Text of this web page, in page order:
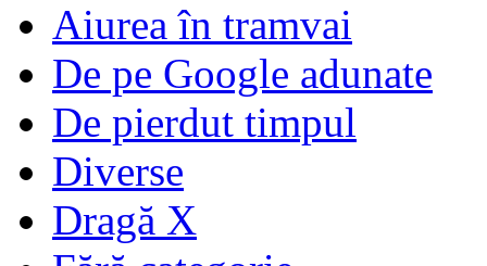
Aiurea în tramvai
De pe Google adunate
De pierdut timpul
Diverse
Dragă X